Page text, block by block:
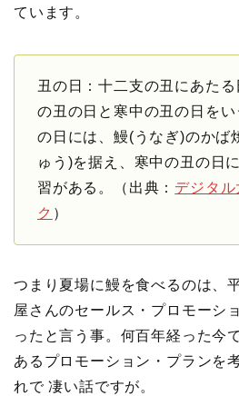
ています。
丑の日：十二支の丑にあた
の丑の日と寒中の丑の日をい
の日には、鰻(うなぎ)のかば
ゅう)を据え、寒中の丑の日
習がある。（出典： デジタ
ク ）
つまり夏場に鰻を食べるのは、
屋さんのセールス・プロモーシ
ったと言う事。何百年経った今
あるプロモーション・プランを
れで 凄い話ですが。